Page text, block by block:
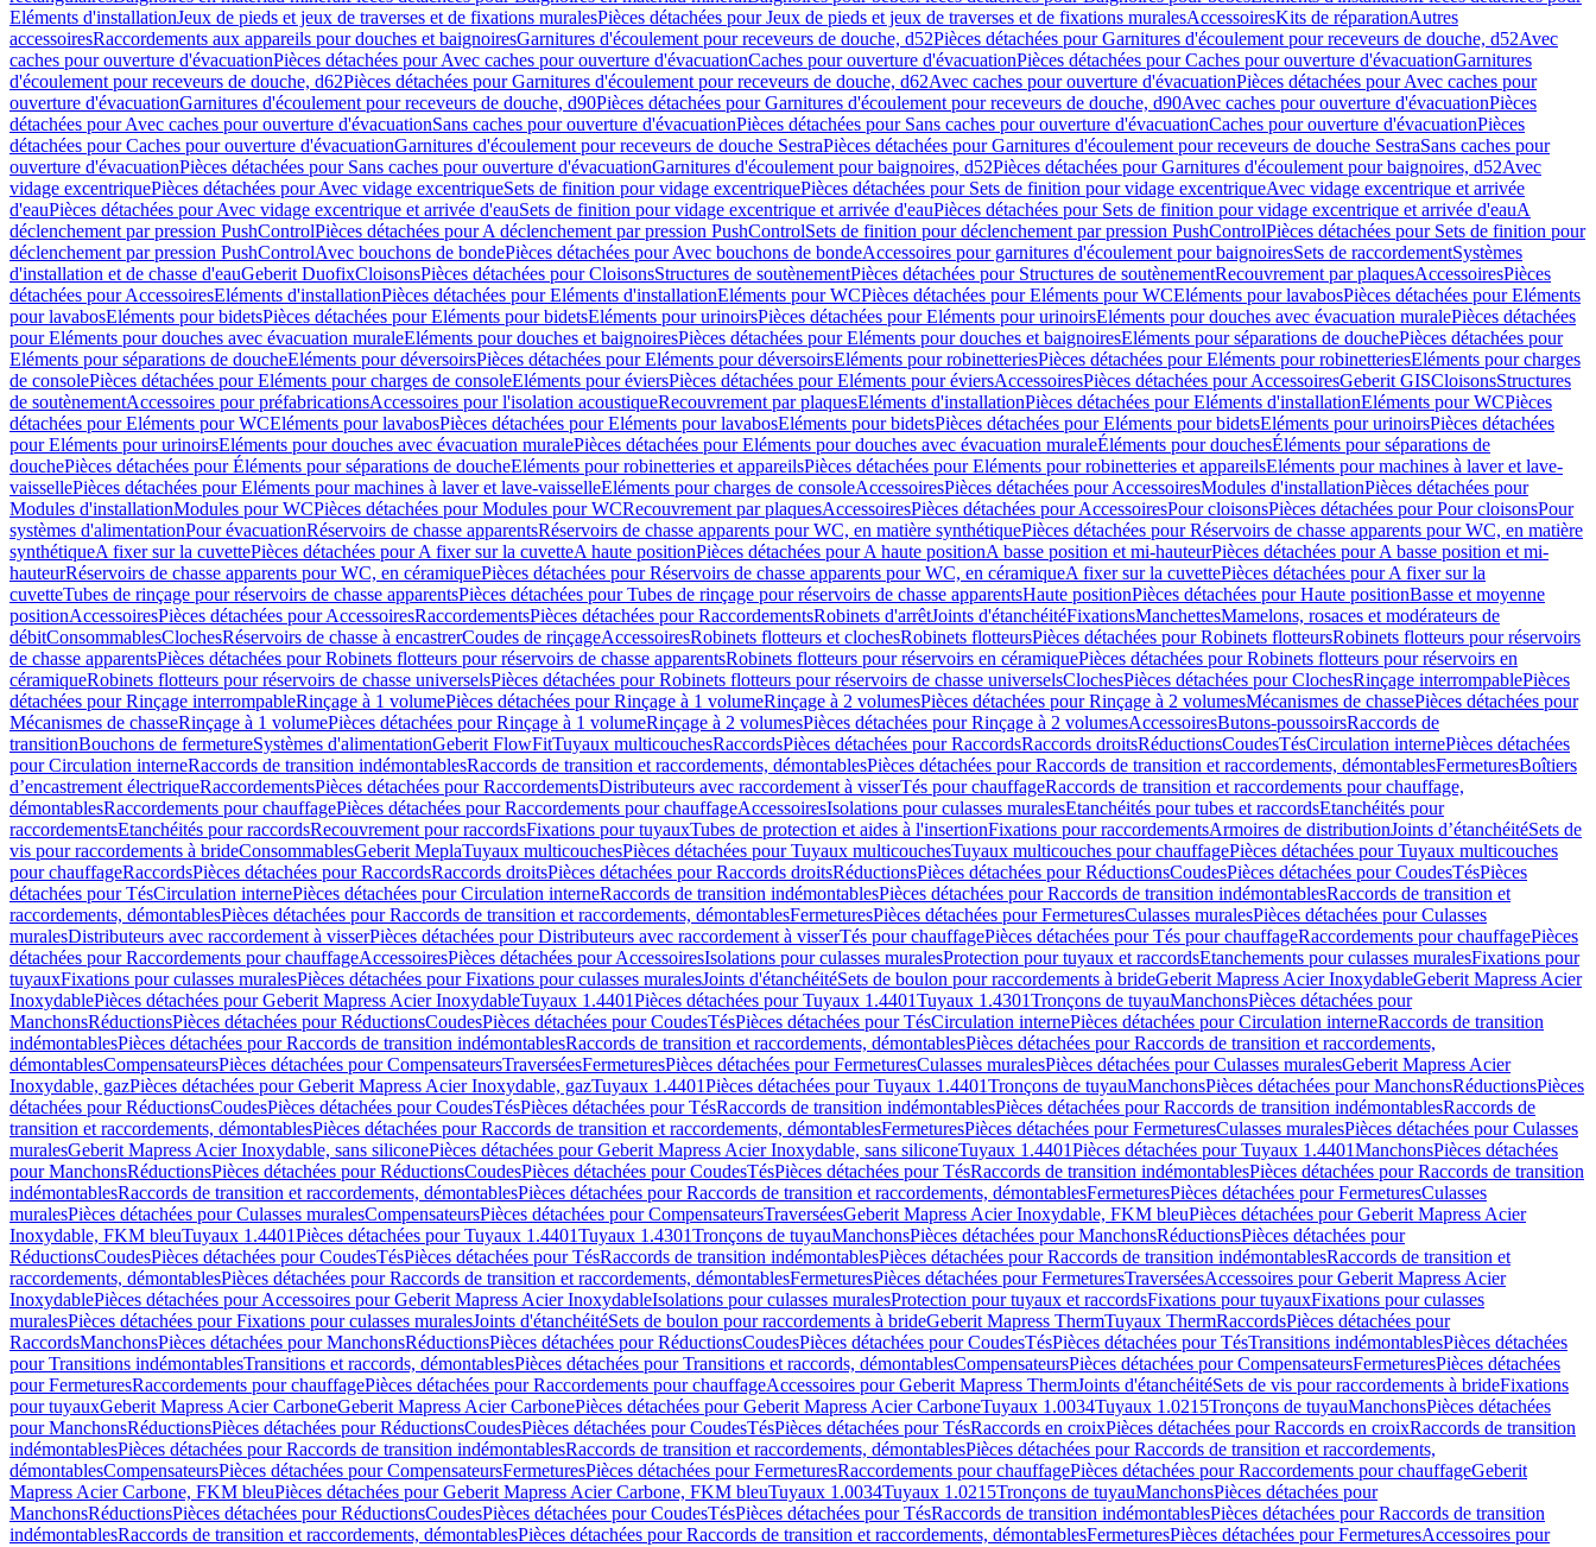
Eléments d'installationJeux de pieds et jeux de traverses et de fixations muralesPièces détachées pour Jeux de pieds et jeux de traverses et de fixations muralesAccessoiresKits de réparationAutres
accessoiresRaccordements aux appareils pour douches et baignoiresGarnitures d'écoulement pour receveurs de douche, d52Pièces détachées pour Garnitures d'écoulement pour receveurs de douche, d52Avec
caches pour ouverture d'évacuationPièces détachées pour Avec caches pour ouverture d'évacuationCaches pour ouverture d'évacuationPièces détachées pour Caches pour ouverture d'évacuationGarnitures
d'écoulement pour receveurs de douche, d62Pièces détachées pour Garnitures d'écoulement pour receveurs de douche, d62Avec caches pour ouverture d'évacuationPièces détachées pour Avec caches pour
ouverture d'évacuationGarnitures d'écoulement pour receveurs de douche, d90Pièces détachées pour Garnitures d'écoulement pour receveurs de douche, d90Avec caches pour ouverture d'évacuationPièces
détachées pour Avec caches pour ouverture d'évacuationSans caches pour ouverture d'évacuationPièces détachées pour Sans caches pour ouverture d'évacuationCaches pour ouverture d'évacuationPièces
détachées pour Caches pour ouverture d'évacuationGarnitures d'écoulement pour receveurs de douche SestraPièces détachées pour Garnitures d'écoulement pour receveurs de douche SestraSans caches pour
ouverture d'évacuationPièces détachées pour Sans caches pour ouverture d'évacuationGarnitures d'écoulement pour baignoires, d52Pièces détachées pour Garnitures d'écoulement pour baignoires, d52Avec
vidage excentriquePièces détachées pour Avec vidage excentriqueSets de finition pour vidage excentriquePièces détachées pour Sets de finition pour vidage excentriqueAvec vidage excentrique et arrivée
d'eauPièces détachées pour Avec vidage excentrique et arrivée d'eauSets de finition pour vidage excentrique et arrivée d'eauPièces détachées pour Sets de finition pour vidage excentrique et arrivée d'eauA
déclenchement par pression PushControlPièces détachées pour A déclenchement par pression PushControlSets de finition pour déclenchement par pression PushControlPièces détachées pour Sets de finition pour
déclenchement par pression PushControlAvec bouchons de bondePièces détachées pour Avec bouchons de bondeAccessoires pour garnitures d'écoulement pour baignoiresSets de raccordementSystèmes
d'installation et de chasse d'eauGeberit DuofixCloisonsPièces détachées pour CloisonsStructures de soutènementPièces détachées pour Structures de soutènementRecouvrement par plaquesAccessoiresPièces
détachées pour AccessoiresEléments d'installationPièces détachées pour Eléments d'installationEléments pour WCPièces détachées pour Eléments pour WCEléments pour lavabosPièces détachées pour Eléments
pour lavabosEléments pour bidetsPièces détachées pour Eléments pour bidetsEléments pour urinoirsPièces détachées pour Eléments pour urinoirsEléments pour douches avec évacuation muralePièces détachées
pour Eléments pour douches avec évacuation muraleEléments pour douches et baignoiresPièces détachées pour Eléments pour douches et baignoiresEléments pour séparations de douchePièces détachées pour
Eléments pour séparations de doucheEléments pour déversoirsPièces détachées pour Eléments pour déversoirsEléments pour robinetteriesPièces détachées pour Eléments pour robinetteriesEléments pour charges
de consolePièces détachées pour Eléments pour charges de consoleEléments pour éviersPièces détachées pour Eléments pour éviersAccessoiresPièces détachées pour AccessoiresGeberit GISCloisonsStructures
de soutènementAccessoires pour préfabricationsAccessoires pour l'isolation acoustiqueRecouvrement par plaquesEléments d'installationPièces détachées pour Eléments d'installationEléments pour WCPièces
détachées pour Eléments pour WCEléments pour lavabosPièces détachées pour Eléments pour lavabosEléments pour bidetsPièces détachées pour Eléments pour bidetsEléments pour urinoirsPièces détachées
pour Eléments pour urinoirsEléments pour douches avec évacuation muralePièces détachées pour Eléments pour douches avec évacuation muraleÉléments pour douchesÉléments pour séparations de
douchePièces détachées pour Éléments pour séparations de doucheEléments pour robinetteries et appareilsPièces détachées pour Eléments pour robinetteries et appareilsEléments pour machines à laver et lave-
vaissellePièces détachées pour Eléments pour machines à laver et lave-vaisselleEléments pour charges de consoleAccessoiresPièces détachées pour AccessoiresModules d'installationPièces détachées pour
Modules d'installationModules pour WCPièces détachées pour Modules pour WCRecouvrement par plaquesAccessoiresPièces détachées pour AccessoiresPour cloisonsPièces détachées pour Pour cloisonsPour
systèmes d'alimentationPour évacuationRéservoirs de chasse apparentsRéservoirs de chasse apparents pour WC, en matière synthétiquePièces détachées pour Réservoirs de chasse apparents pour WC, en matière
synthétiqueA fixer sur la cuvettePièces détachées pour A fixer sur la cuvetteA haute positionPièces détachées pour A haute positionA basse position et mi-hauteurPièces détachées pour A basse position et mi-
hauteurRéservoirs de chasse apparents pour WC, en céramiquePièces détachées pour Réservoirs de chasse apparents pour WC, en céramiqueA fixer sur la cuvettePièces détachées pour A fixer sur la
cuvetteTubes de rinçage pour réservoirs de chasse apparentsPièces détachées pour Tubes de rinçage pour réservoirs de chasse apparentsHaute positionPièces détachées pour Haute positionBasse et moyenne
positionAccessoiresPièces détachées pour AccessoiresRaccordementsPièces détachées pour RaccordementsRobinets d'arrêtJoints d'étanchéitéFixationsManchettesMamelons, rosaces et modérateurs de
débitConsommablesClochesRéservoirs de chasse à encastrerCoudes de rinçageAccessoiresRobinets flotteurs et clochesRobinets flotteursPièces détachées pour Robinets flotteursRobinets flotteurs pour réservoirs
de chasse apparentsPièces détachées pour Robinets flotteurs pour réservoirs de chasse apparentsRobinets flotteurs pour réservoirs en céramiquePièces détachées pour Robinets flotteurs pour réservoirs en
céramiqueRobinets flotteurs pour réservoirs de chasse universelsPièces détachées pour Robinets flotteurs pour réservoirs de chasse universelsClochesPièces détachées pour ClochesRinçage interrompablePièces
détachées pour Rinçage interrompableRinçage à 1 volumePièces détachées pour Rinçage à 1 volumeRinçage à 2 volumesPièces détachées pour Rinçage à 2 volumesMécanismes de chassePièces détachées pour
Mécanismes de chasseRinçage à 1 volumePièces détachées pour Rinçage à 1 volumeRinçage à 2 volumesPièces détachées pour Rinçage à 2 volumesAccessoiresButons-poussoirsRaccords de
transitionBouchons de fermetureSystèmes d'alimentationGeberit FlowFitTuyaux multicouchesRaccordsPièces détachées pour RaccordsRaccords droitsRéductionsCoudesTésCirculation internePièces détachées
pour Circulation interneRaccords de transition indémontablesRaccords de transition et raccordements, démontablesPièces détachées pour Raccords de transition et raccordements, démontablesFermeturesBoîtiers
d’encastrement électriqueRaccordementsPièces détachées pour RaccordementsDistributeurs avec raccordement à visserTés pour chauffageRaccords de transition et raccordements pour chauffage,
démontablesRaccordements pour chauffagePièces détachées pour Raccordements pour chauffageAccessoiresIsolations pour culasses muralesEtanchéités pour tubes et raccordsEtanchéités pour
raccordementsEtanchéités pour raccordsRecouvrement pour raccordsFixations pour tuyauxTubes de protection et aides à l'insertionFixations pour raccordementsArmoires de distributionJoints d’étanchéitéSets de
vis pour raccordements à brideConsommablesGeberit MeplaTuyaux multicouchesPièces détachées pour Tuyaux multicouchesTuyaux multicouches pour chauffagePièces détachées pour Tuyaux multicouches
pour chauffageRaccordsPièces détachées pour RaccordsRaccords droitsPièces détachées pour Raccords droitsRéductionsPièces détachées pour RéductionsCoudesPièces détachées pour CoudesTésPièces
détachées pour TésCirculation internePièces détachées pour Circulation interneRaccords de transition indémontablesPièces détachées pour Raccords de transition indémontablesRaccords de transition et
raccordements, démontablesPièces détachées pour Raccords de transition et raccordements, démontablesFermeturesPièces détachées pour FermeturesCulasses muralesPièces détachées pour Culasses
muralesDistributeurs avec raccordement à visserPièces détachées pour Distributeurs avec raccordement à visserTés pour chauffagePièces détachées pour Tés pour chauffageRaccordements pour chauffagePièces
détachées pour Raccordements pour chauffageAccessoiresPièces détachées pour AccessoiresIsolations pour culasses muralesProtection pour tuyaux et raccordsEtanchements pour culasses muralesFixations pour
tuyauxFixations pour culasses muralesPièces détachées pour Fixations pour culasses muralesJoints d'étanchéitéSets de boulon pour raccordements à brideGeberit Mapress Acier InoxydableGeberit Mapress Acier
InoxydablePièces détachées pour Geberit Mapress Acier InoxydableTuyaux 1.4401Pièces détachées pour Tuyaux 1.4401Tuyaux 1.4301Tronçons de tuyauManchonsPièces détachées pour
ManchonsRéductionsPièces détachées pour RéductionsCoudesPièces détachées pour CoudesTésPièces détachées pour TésCirculation internePièces détachées pour Circulation interneRaccords de transition
indémontablesPièces détachées pour Raccords de transition indémontablesRaccords de transition et raccordements, démontablesPièces détachées pour Raccords de transition et raccordements,
démontablesCompensateursPièces détachées pour CompensateursTraverséesFermeturesPièces détachées pour FermeturesCulasses muralesPièces détachées pour Culasses muralesGeberit Mapress Acier
Inoxydable, gazPièces détachées pour Geberit Mapress Acier Inoxydable, gazTuyaux 1.4401Pièces détachées pour Tuyaux 1.4401Tronçons de tuyauManchonsPièces détachées pour ManchonsRéductionsPièces
détachées pour RéductionsCoudesPièces détachées pour CoudesTésPièces détachées pour TésRaccords de transition indémontablesPièces détachées pour Raccords de transition indémontablesRaccords de
transition et raccordements, démontablesPièces détachées pour Raccords de transition et raccordements, démontablesFermeturesPièces détachées pour FermeturesCulasses muralesPièces détachées pour Culasses
muralesGeberit Mapress Acier Inoxydable, sans siliconePièces détachées pour Geberit Mapress Acier Inoxydable, sans siliconeTuyaux 1.4401Pièces détachées pour Tuyaux 1.4401ManchonsPièces détachées
pour ManchonsRéductionsPièces détachées pour RéductionsCoudesPièces détachées pour CoudesTésPièces détachées pour TésRaccords de transition indémontablesPièces détachées pour Raccords de transition
indémontablesRaccords de transition et raccordements, démontablesPièces détachées pour Raccords de transition et raccordements, démontablesFermeturesPièces détachées pour FermeturesCulasses
muralesPièces détachées pour Culasses muralesCompensateursPièces détachées pour CompensateursTraverséesGeberit Mapress Acier Inoxydable, FKM bleuPièces détachées pour Geberit Mapress Acier
Inoxydable, FKM bleuTuyaux 1.4401Pièces détachées pour Tuyaux 1.4401Tuyaux 1.4301Tronçons de tuyauManchonsPièces détachées pour ManchonsRéductionsPièces détachées pour
RéductionsCoudesPièces détachées pour CoudesTésPièces détachées pour TésRaccords de transition indémontablesPièces détachées pour Raccords de transition indémontablesRaccords de transition et
raccordements, démontablesPièces détachées pour Raccords de transition et raccordements, démontablesFermeturesPièces détachées pour FermeturesTraverséesAccessoires pour Geberit Mapress Acier
InoxydablePièces détachées pour Accessoires pour Geberit Mapress Acier InoxydableIsolations pour culasses muralesProtection pour tuyaux et raccordsFixations pour tuyauxFixations pour culasses
muralesPièces détachées pour Fixations pour culasses muralesJoints d'étanchéitéSets de boulon pour raccordements à brideGeberit Mapress ThermTuyaux ThermRaccordsPièces détachées pour
RaccordsManchonsPièces détachées pour ManchonsRéductionsPièces détachées pour RéductionsCoudesPièces détachées pour CoudesTésPièces détachées pour TésTransitions indémontablesPièces détachées
pour Transitions indémontablesTransitions et raccords, démontablesPièces détachées pour Transitions et raccords, démontablesCompensateursPièces détachées pour CompensateursFermeturesPièces détachées
pour FermeturesRaccordements pour chauffagePièces détachées pour Raccordements pour chauffageAccessoires pour Geberit Mapress ThermJoints d'étanchéitéSets de vis pour raccordements à brideFixations
pour tuyauxGeberit Mapress Acier CarboneGeberit Mapress Acier CarbonePièces détachées pour Geberit Mapress Acier CarboneTuyaux 1.0034Tuyaux 1.0215Tronçons de tuyauManchonsPièces détachées
pour ManchonsRéductionsPièces détachées pour RéductionsCoudesPièces détachées pour CoudesTésPièces détachées pour TésRaccords en croixPièces détachées pour Raccords en croixRaccords de transition
indémontablesPièces détachées pour Raccords de transition indémontablesRaccords de transition et raccordements, démontablesPièces détachées pour Raccords de transition et raccordements,
démontablesCompensateursPièces détachées pour CompensateursFermeturesPièces détachées pour FermeturesRaccordements pour chauffagePièces détachées pour Raccordements pour chauffageGeberit
Mapress Acier Carbone, FKM bleuPièces détachées pour Geberit Mapress Acier Carbone, FKM bleuTuyaux 1.0034Tuyaux 1.0215Tronçons de tuyauManchonsPièces détachées pour
ManchonsRéductionsPièces détachées pour RéductionsCoudesPièces détachées pour CoudesTésPièces détachées pour TésRaccords de transition indémontablesPièces détachées pour Raccords de transition
indémontablesRaccords de transition et raccordements, démontablesPièces détachées pour Raccords de transition et raccordements, démontablesFermeturesPièces détachées pour FermeturesAccessoires pour